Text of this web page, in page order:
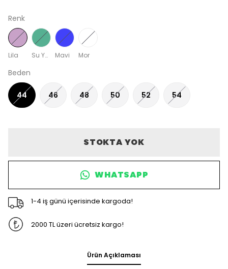
Renk
Lila Su Yeşili Mavi Mor
Beden
44 46 48 50 52 54
STOKTA YOK
WHATSAPP
1-4 iş günü içerisinde kargoda!
2000 TL üzeri ücretsiz kargo!
Ürün Açıklaması